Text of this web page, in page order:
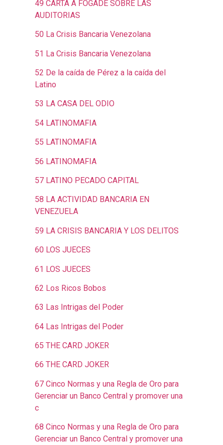
49 CARTA A FOGADE SOBRE LAS
AUDITORIAS
50 La Crisis Bancaria Venezolana
51 La Crisis Bancaria Venezolana
52 De la caída de Pérez a la caída del
Latino
53 LA CASA DEL ODIO
54 LATINOMAFIA
55 LATINOMAFIA
56 LATINOMAFIA
57 LATINO PECADO CAPITAL
58 LA ACTIVIDAD BANCARIA EN
VENEZUELA
59 LA CRISIS BANCARIA Y LOS DELITOS
60 LOS JUECES
61 LOS JUECES
62 Los Ricos Bobos
63 Las Intrigas del Poder
64 Las Intrigas del Poder
65 THE CARD JOKER
66 THE CARD JOKER
67 Cinco Normas y una Regla de Oro para
Gerenciar un Banco Central y promover una
c
68 Cinco Normas y una Regla de Oro para
Gerenciar un Banco Central y promover una